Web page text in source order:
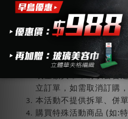
注意事項：
本活動為SONAX官方商
(https://
適用。
本活動如發生系統異常/
或金額異常，將以公告
立訂單，如需取消訂購
本活動不提供拆單、併單
購買特殊活動商品 (如: